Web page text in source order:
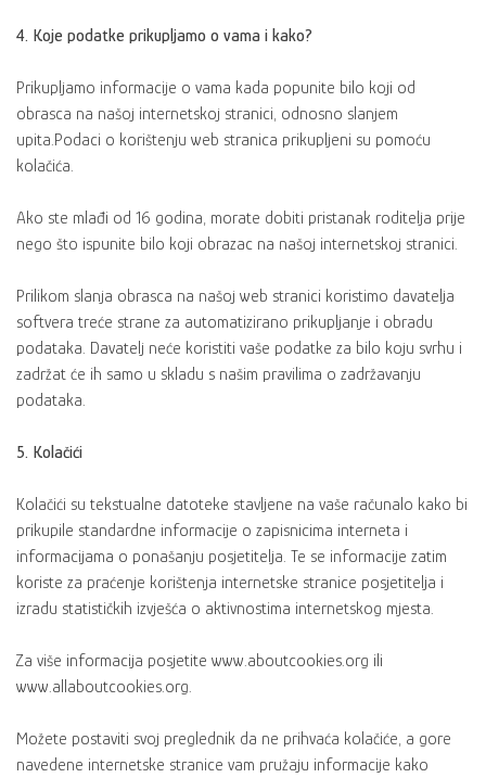
4. Koje podatke prikupljamo o vama i kako?
Prikupljamo informacije o vama kada popunite bilo koji od
obrasca na našoj internetskoj stranici, odnosno slanjem
upita.Podaci o korištenju web stranica prikupljeni su pomoću
kolačića.
Ako ste mlađi od 16 godina, morate dobiti pristanak roditelja prije
nego što ispunite bilo koji obrazac na našoj internetskoj stranici.
Prilikom slanja obrasca na našoj web stranici koristimo davatelja
softvera treće strane za automatizirano prikupljanje i obradu
podataka. Davatelj neće koristiti vaše podatke za bilo koju svrhu i
zadržat će ih samo u skladu s našim pravilima o zadržavanju
podataka.
5. Kolačići
Kolačići su tekstualne datoteke stavljene na vaše računalo kako bi
prikupile standardne informacije o zapisnicima interneta i
informacijama o ponašanju posjetitelja. Te se informacije zatim
koriste za praćenje korištenja internetske stranice posjetitelja i
izradu statističkih izvješća o aktivnostima internetskog mjesta.
Za više informacija posjetite www.aboutcookies.org ili
www.allaboutcookies.org.
Možete postaviti svoj preglednik da ne prihvaća kolačiće, a gore
navedene internetske stranice vam pružaju informacije kako